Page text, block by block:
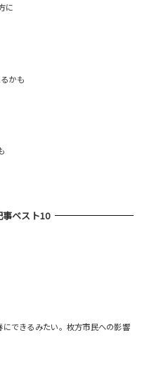
に
かも
ベスト10
できるみたい。枚方市民への影響